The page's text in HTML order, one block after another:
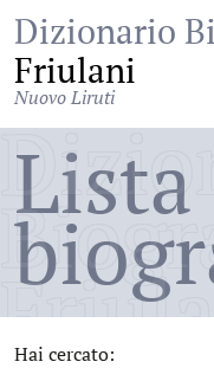
Dizionario
Friulani
Nuovo Liruti
Lista
Hai cercato: